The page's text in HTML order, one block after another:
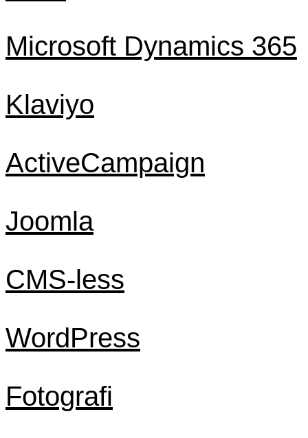
Microsoft Dynamics 365
Klaviyo
ActiveCampaign
Joomla
CMS-less
WordPress
Fotografi